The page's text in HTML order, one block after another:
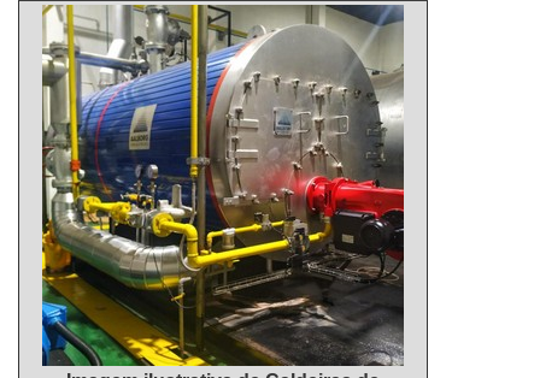
industrial e serviço de usinagem.Tem rótulo de
comprometida com seus serviços, além de ser uma
empresa que assegura a agilidade em seus
serviços, qualificações possíveis pelo fato de
possuir escritório de alta qualidade onde são
realizadas as atividades e estrutura suficiente para
atender todas as demandas.Esses fatores,
somados a um time com corpo técnico
especializado e profissionais com vasta experiência
nas diversas áreas de atuação, garantem a melhor
experiência para os clientes com qualidade.
CARREGADEIRAExistem muitas formas diferentes
de demonstrar conhecimento e autoridade em uma
área de atuação. A Master Serviços e Usinagem
centraliza seus esforços em produzir uma estrutura
aos clientes com: Escritório de alta qualidade onde
são realizadas as atividades; Estrutura suficiente
para atender todas as demandas; Amplo catálogo
de produtos. Tudo isso para que se tenha reparo pá
carregadeira com excelente custo-benefício. Ainda
com uma visão analítica sobre reparo pá
carregadeira, mais do que visar apenas
lucratividade, deve oferecer produtos e serviços que
tenham ótima qualidade e precisão, detalhes que